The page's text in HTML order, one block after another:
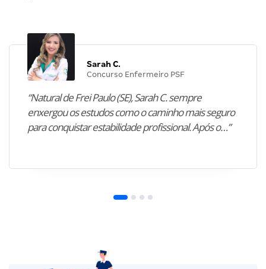
Sarah C.
Concurso Enfermeiro PSF
“Natural de Frei Paulo (SE), Sarah C. sempre
enxergou os estudos como o caminho mais seguro
para conquistar estabilidade profissional. Após o…”